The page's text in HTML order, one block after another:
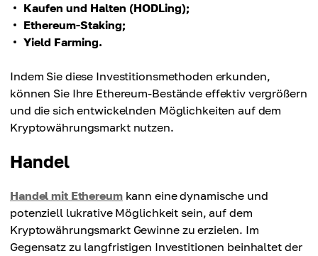
Kaufen und Halten (HODLing);
Ethereum-Staking;
Yield Farming.
Indem Sie diese Investitionsmethoden erkunden,
können Sie Ihre Ethereum-Bestände effektiv vergrößern
und die sich entwickelnden Möglichkeiten auf dem
Kryptowährungsmarkt nutzen.
Handel
Handel mit Ethereumkann eine dynamische und
potenziell lukrative Möglichkeit sein, auf dem
Kryptowährungsmarkt Gewinne zu erzielen. Im
Gegensatz zu langfristigen Investitionen beinhaltet der